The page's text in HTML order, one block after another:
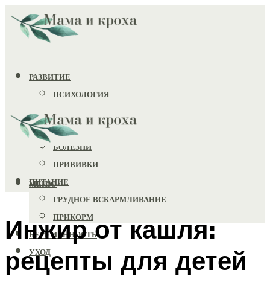
РАЗВИТИЕ
ПСИХОЛОГИЯ
ИГРУШКИ
ЗДОРОВЬЕ
БОЛЕЗНИ
ПРИВИВКИ
ПИТАНИЕ
ГРУДНОЕ ВСКАРМЛИВАНИЕ
ПРИКОРМ
БЕРЕМЕННОСТЬ
УХОД
МЕНЮ
Инжир от кашля:
рецепты для детей